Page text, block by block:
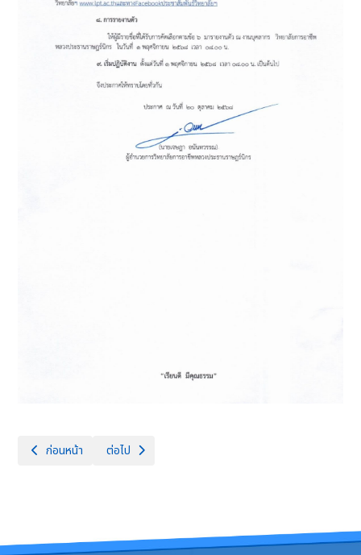
เนื้อหาก่อนหน้า: ประกาศรับสมัครบุคคลทั่วไปสอบคัดเลือกเป็นลูกจ้างชั่วคราว
ก่อนหน้า เนื้อหาถัดไป: รับสมัครบุคคลทั่วไปสอบคัดเลือกเป็นลูกจ้า
ต่อไป